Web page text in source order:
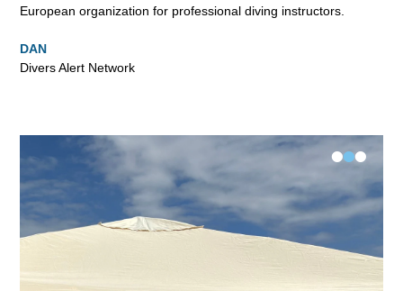
European organization for professional diving instructors.
DAN
Divers Alert Network
•
•
•